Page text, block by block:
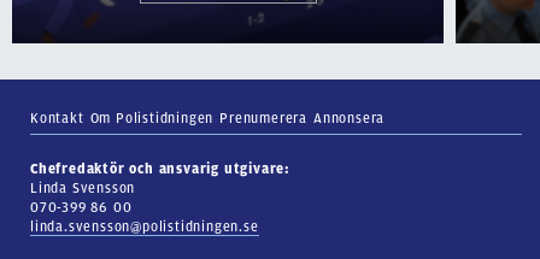
Kontakt Om Polistidningen Prenumerera Annonsera
Chefredaktör och ansvarig utgivare:
Linda Svensson
070-399 86 00
linda.svensson@polistidningen.se